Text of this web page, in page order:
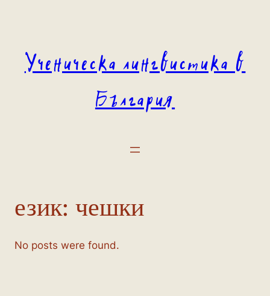
Ученическа лингвистика в
България
език: чешки
No posts were found.